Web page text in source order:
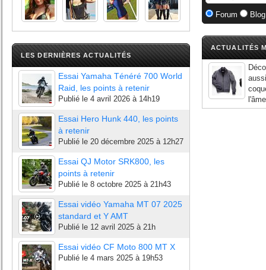
LES DERNIÈRES ACTUALITÉS
Essai Yamaha Ténéré 700 World
Raid, les points à retenir
Publié le 4 avril 2026 à 14h19
Essai Hero Hunk 440, les points
à retenir
Publié le 20 décembre 2025 à 12h27
Essai QJ Motor SRK800, les
points à retenir
Publié le 8 octobre 2025 à 21h43
Essai vidéo Yamaha MT 07 2025
standard et Y AMT
Publié le 12 avril 2025 à 21h
Essai vidéo CF Moto 800 MT X
Publié le 4 mars 2025 à 19h53
Forum
ACTUALITÉS